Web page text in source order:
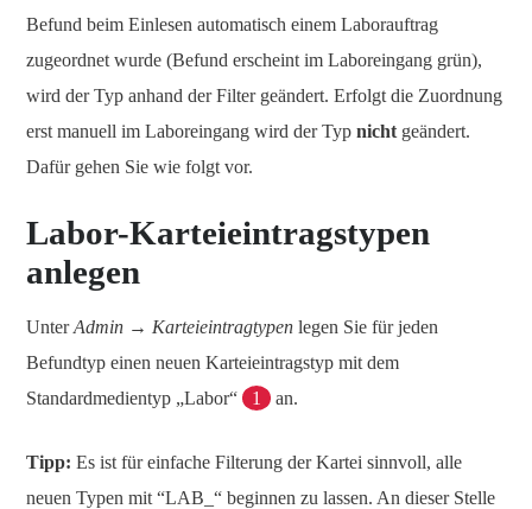
Befund beim Einlesen automatisch einem Laborauftrag
zugeordnet wurde (Befund erscheint im Laboreingang grün),
wird der Typ anhand der Filter geändert. Erfolgt die Zuordnung
erst manuell im Laboreingang wird der Typ nicht geändert.
Dafür gehen Sie wie folgt vor.
Labor-Karteieintragstypen
anlegen
UnterAdmin → Karteieintragtypen legen Sie für jeden
Befundtyp einen neuen Karteieintragstyp mit dem
Standardmedientyp „Labor“
1 an.
Tipp: Es ist für einfache Filterung der Kartei sinnvoll, alle
neuen Typen mit “LAB_“ beginnen zu lassen. An dieser Stelle